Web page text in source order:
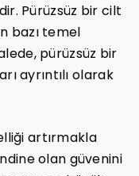
Pürüzsüz bir cilt
bazı temel
pürüzsüz bir
ayrıntılı olarak
artırmakla
olan güvenini